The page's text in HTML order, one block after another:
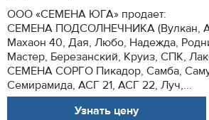
ООО «СЕМЕНА ЮГА» продает:
СЕМЕНА ПОДСОЛНЕЧНИКА (Вулкан,
Махаон 40, Дая, Любо, Надежда,
Мастер, Березанский, Круиз, СПК,
СЕМЕНА СОРГО Пикадор, Самба,
Семирамида, АСГ 21, АСГ 22, Луч,...
Узнать цену